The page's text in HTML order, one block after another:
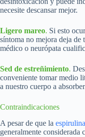
necesite descansar mejor.
Ligero mareo. Si esto
síntoma no mejora deja de
médico o neurópata
Sed de estreñimiento.
conveniente tomar medio
a nuestro cuerpo a
Contraindicaciones
A pesar de que la espirulina
generalmente considerada